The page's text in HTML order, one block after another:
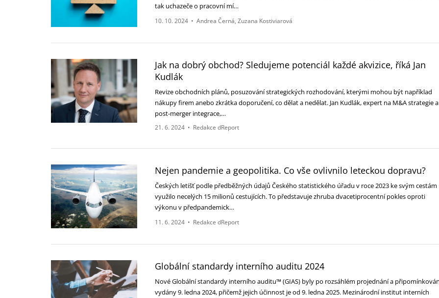
tak uchazeče o pracovní mí…
10. 10. 2024 • Andrea Černá Zuzana Kostiviarová
Jak na dobrý obchod? Sledujeme potenciál každé akvizice, říká Jan
Kudlák
Revize obchodních plánů, posuzování strategických rozhodování, kterými mohou být například
nákupy firem anebo zkrátka doporučení, co dělat a nedělat. Jan Kudlák, expert na M&A strategie a
post-merger integrace,…
21. 6. 2024 • Redakce dReport
Nejen pandemie a geopolitika. Co vše ovlivnilo leteckou dopravu?
Českých letišť podle předběžných údajů Českého statistického úřadu v roce 2023 ke svým cestám
využilo necelých 15 milionů cestujících. To představuje zhruba dvacetiprocentní pokles oproti
výkonu v předpandemick…
11. 6. 2024 • Redakce dReport
Globální standardy interního auditu 2024
Nové Globální standardy interního auditu™ (GIAS) byly po rozsáhlém projednání a
vydány 9. ledna 2024, přičemž jejich účinnost je od 9. ledna 2025. Mezinárodní institut interních